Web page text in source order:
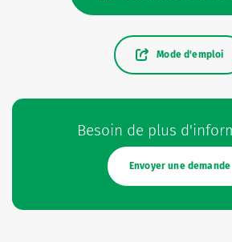
Besoin de plus
Envoyer une demande
Mode d'emploi